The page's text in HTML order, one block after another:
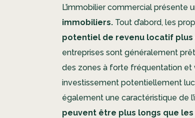
L’immobilier commercial présente
immobiliers. Tout d’abord, les
potentiel de revenu locatif
entreprises sont généralement
des zones à forte fréquentation et
investissement potentiellement
également une caractéristique de
peuvent être plus longs que